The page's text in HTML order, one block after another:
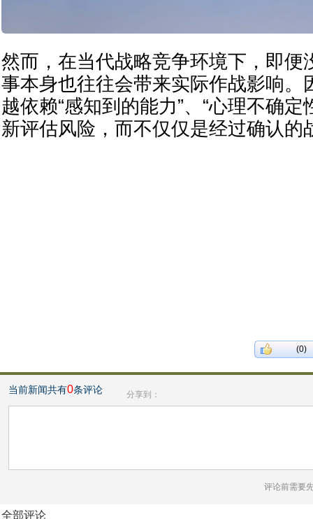
然而，在当代战略竞争环境下，即便
事本身也往往会带来实际作战影响。
越依赖“感知到的能力”、“心理不确定
新评估风险，而不仅仅是经过确认的
(0)
当前新闻共有0条评论 分享到：
评论前需要
全部评论